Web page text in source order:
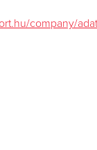
company/